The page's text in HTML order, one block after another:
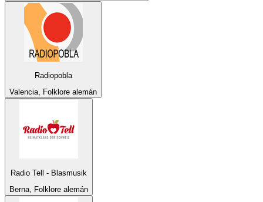
Radiopobla
Valencia, Folklore alemán
Radio Tell - Blasmusik
Berna, Folklore alemán